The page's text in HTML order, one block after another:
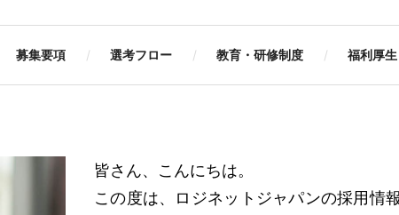
募集要項 選考フロー 教育・研修制度 福利厚生
皆さん、こんにちは。
この度は、ロジネットジャパンの採用情